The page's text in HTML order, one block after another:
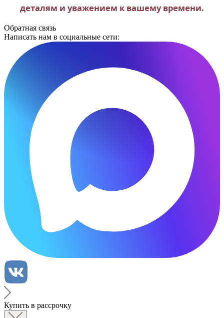
деталям и уважением к вашему времени.
Обратная связь
Написать нам в социальные сети:
Купить в рассрочку